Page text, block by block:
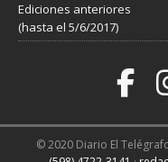
Ediciones anteriores
(hasta el 5/6/2017)
© 2020 Diario El